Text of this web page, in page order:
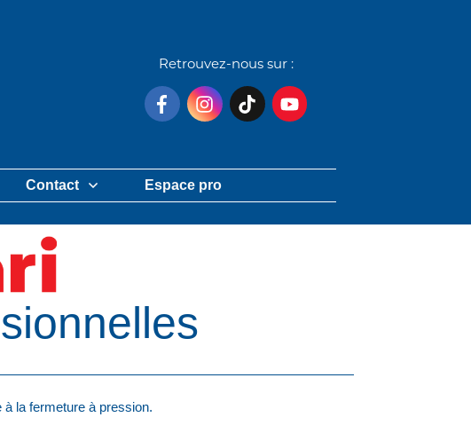
Retrouvez-nous sur :
Contact Espace pro
la fermeture à pression.